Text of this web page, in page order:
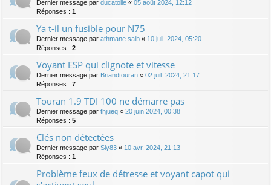
Dernier message par ducatolle « 05 août 2024, 12:12
Réponses : 1
Ya t-il un fusible pour N75
Dernier message par athmane.saib « 10 juil. 2024, 05:20
Réponses : 2
Voyant ESP qui clignote et vitesse
Dernier message par Briandtouran « 02 juil. 2024, 21:17
Réponses : 7
Touran 1.9 TDI 100 ne démarre pas
Dernier message par thjueq « 20 juin 2024, 00:38
Réponses : 5
Clés non détectées
Dernier message par Sly83 « 10 avr. 2024, 21:13
Réponses : 1
Problème feux de détresse et voyant capot qui